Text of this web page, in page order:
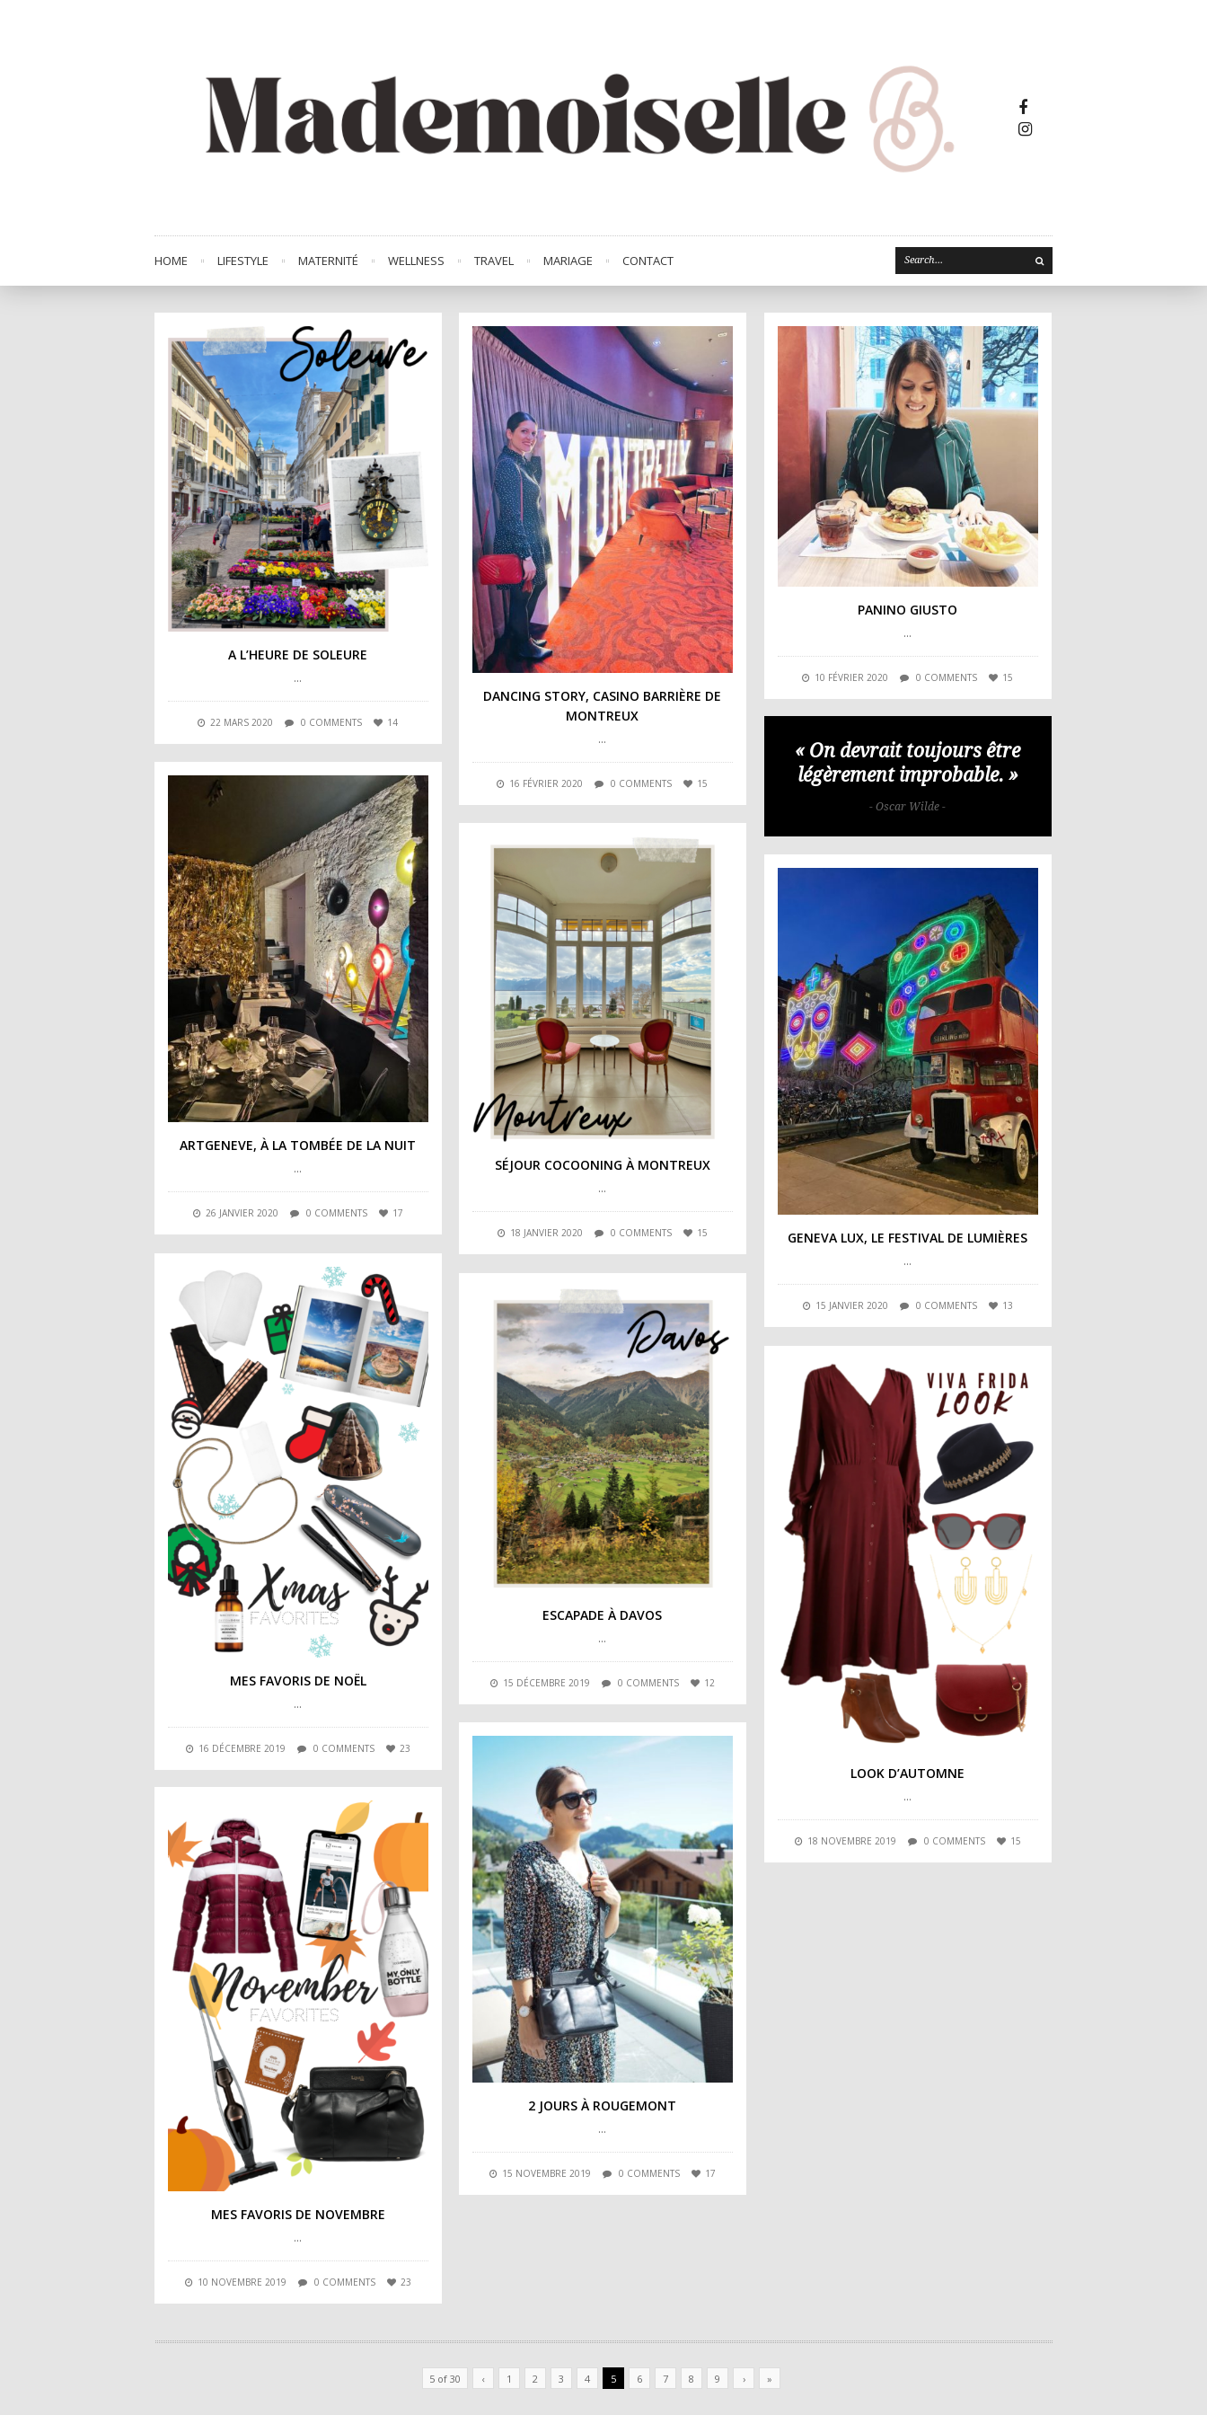
Facebook2
Instagram
HOME LIFESTYLE MATERNITÉ WELLNESS TRAVEL MARIAGE CONTACT
A L’HEURE DE SOLEURE
…
22 MARS 2020 0 COMMENTS 14
DANCING STORY, CASINO BARRIÈRE DE
MONTREUX
…
16 FÉVRIER 2020 0 COMMENTS 15
PANINO GIUSTO
…
10 FÉVRIER 2020 0 COMMENTS 15
« On devrait toujours être
légèrement improbable. »
- Oscar Wilde -
ARTGENEVE, À LA TOMBÉE DE LA NUIT
…
26 JANVIER 2020 0 COMMENTS 17
SÉJOUR COCOONING À MONTREUX
…
18 JANVIER 2020 0 COMMENTS 15 GENEVA LUX, LE FESTIVAL DE LUMIÈRES
…
15 JANVIER 2020 0 COMMENTS 13
MES FAVORIS DE NOËL
…
16 DÉCEMBRE 2019 0 COMMENTS 23
ESCAPADE À DAVOS
…
15 DÉCEMBRE 2019 0 COMMENTS 12
LOOK D’AUTOMNE
…
18 NOVEMBRE 2019 0 COMMENTS 15
2 JOURS À ROUGEMONT
…
15 NOVEMBRE 2019 0 COMMENTS 17
MES FAVORIS DE NOVEMBRE
…
10 NOVEMBRE 2019 0 COMMENTS 23
5 of 30 ‹ 1 2 3 4 5 6 7 8 9 › »